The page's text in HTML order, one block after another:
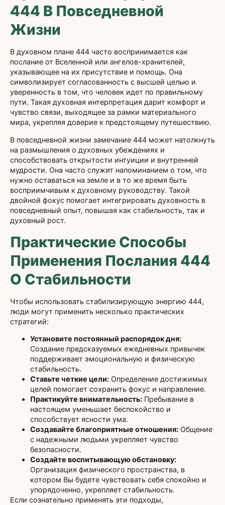
444 В Повседневной
Жизни
В духовном плане 444 часто воспринимается как
послание от Вселенной или ангелов-хранителей,
указывающее на их присутствие и помощь. Она
символизирует согласованность с высшей целью и
уверенность в том, что человек идет по правильному
пути. Такая духовная интерпретация дарит комфорт и
чувство связи, выходящее за рамки материального
мира, укрепляя доверие к предстоящему путешествию.
В повседневной жизни замечание 444 может натолкнуть
на размышления о духовных убеждениях и
способствовать открытости интуиции и внутренней
мудрости. Она часто служит напоминанием о том, что
нужно оставаться на земле и в то же время быть
восприимчивым к духовному руководству. Такой
двойной фокус помогает интегрировать духовность в
повседневный опыт, повышая как стабильность, так и
духовный рост.
Практические Способы
Применения Послания 444
О Стабильности
Чтобы использовать стабилизирующую энергию 444,
люди могут применить несколько практических
стратегий:
Установите постоянный распорядок дня:
Создание предсказуемых ежедневных привычек
поддерживает эмоциональную и физическую
стабильность.
Ставьте четкие цели: Определение достижимых
целей помогает сохранить фокус и направление.
Практикуйте внимательность: Пребывание в
настоящем уменьшает беспокойство и
способствует ясности ума.
Создавайте благоприятные отношения: Общение
с надежными людьми укрепляет чувство
безопасности.
Создайте воспитывающую обстановку:
Организация физического пространства, в
котором Вы будете чувствовать себя спокойно и
упорядоченно, укрепляет стабильность.
Если сознательно применять эти подходы,